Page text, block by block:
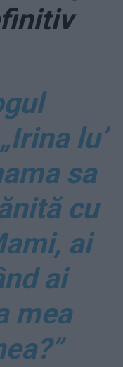
lu’
sa
cu
ai
ai
mea